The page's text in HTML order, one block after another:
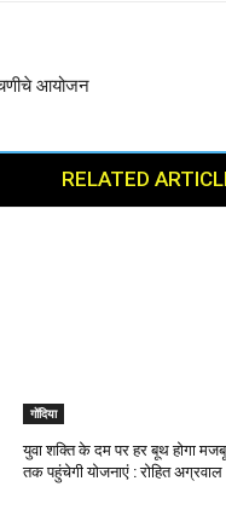
आयोजन
RELATED
गोंदिया
युवा शक्ति के दम पर हर बूथ होगा
तक पहुंचेगी योजनाएं : रोहित अग्रवाल